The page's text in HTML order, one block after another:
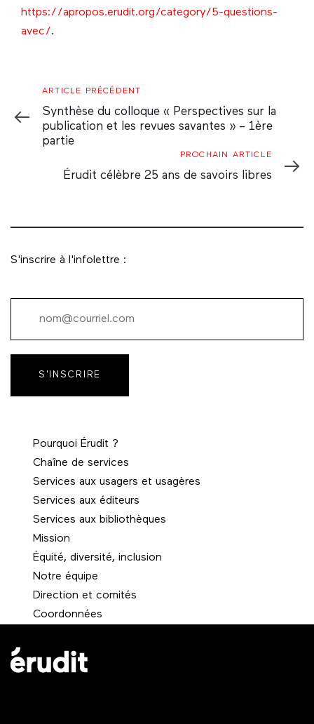
https://apropos.erudit.org/category/5-questions-
avec/.
Article
Précédent
ARTICLE PRÉCÉDENT
Synthèse du colloque « Perspectives sur la
publication et les revues savantes » – 1ère
partie
Article
PROCHAIN ARTICLE
Érudit célèbre 25 ans de savoirs libres
S'inscrire à l'infolettre :
S'INSCRIRE
Pourquoi Érudit ?
Chaîne de services
Services aux usagers et usagères
Services aux éditeurs
Services aux bibliothèques
Mission
Équité, diversité, inclusion
Notre équipe
Direction et comités
Coordonnées